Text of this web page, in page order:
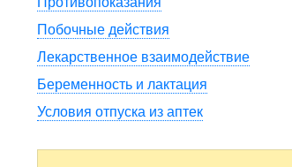
Побочные действия
Лекарственное взаимодействие
Беременность и лактация
Условия отпуска из аптек